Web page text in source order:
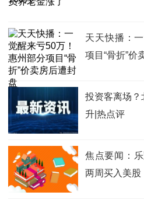
天天快播：
项目“骨折”价
投资客离场？
升|热点评
焦点要闻：
两周买入美股